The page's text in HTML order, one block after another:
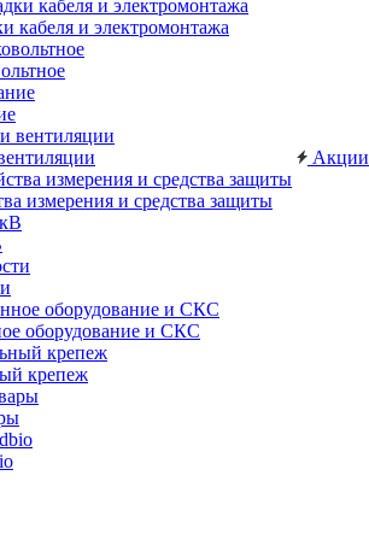
кабеля и электромонтажа
измерения и средства защиты
оборудование и СКС
крепеж
Акции